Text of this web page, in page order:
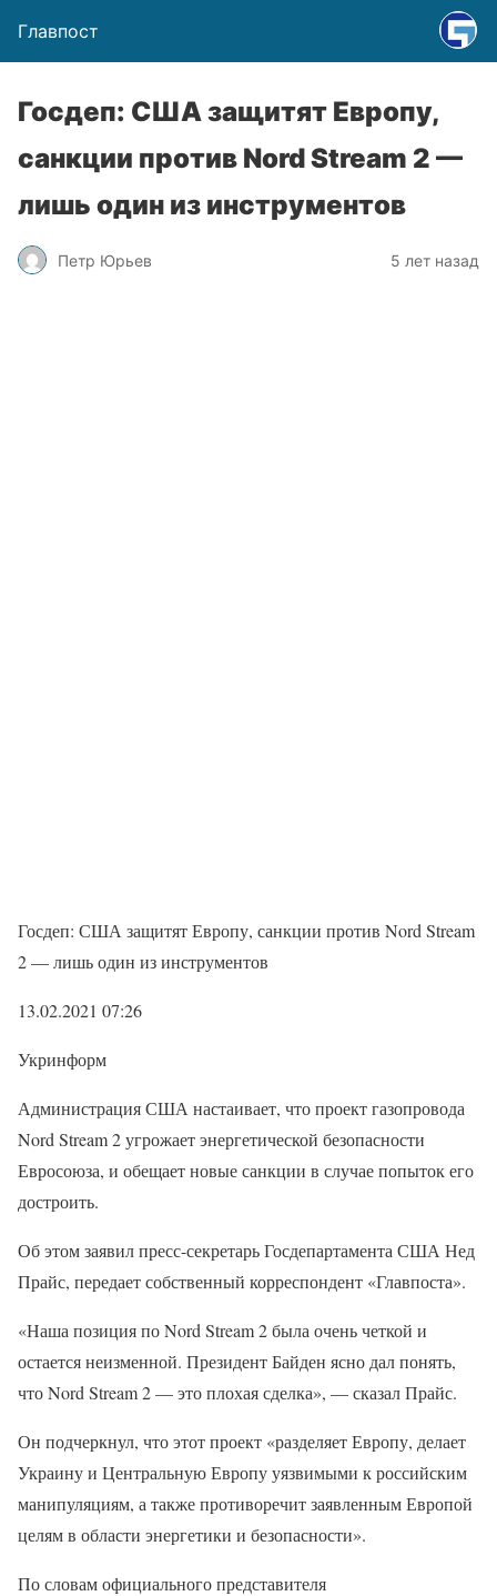
Главпост
Госдеп: США защитят Европу,
санкции против Nord Stream 2 —
лишь один из инструментов
Петр Юрьев 5 лет назад
Госдеп: США защитят Европу, санкции против Nord Stream
2 — лишь один из инструментов
13.02.2021 07:26
Укринформ
Администрация США настаивает, что проект газопровода
Nord Stream 2 угрожает энергетической безопасности
Евросоюза, и обещает новые санкции в случае попыток его
достроить.
Об этом заявил пресс-секретарь Госдепартамента США Нед
Прайс, передает собственный корреспондент «Главпоста».
«Наша позиция по Nord Stream 2 была очень четкой и
остается неизменной. Президент Байден ясно дал понять,
что Nord Stream 2 — это плохая сделка», — сказал Прайс.
Он подчеркнул, что этот проект «разделяет Европу, делает
Украину и Центральную Европу уязвимыми к российским
манипуляциям, а также противоречит заявленным Европой
целям в области энергетики и безопасности».
По словам официального представителя